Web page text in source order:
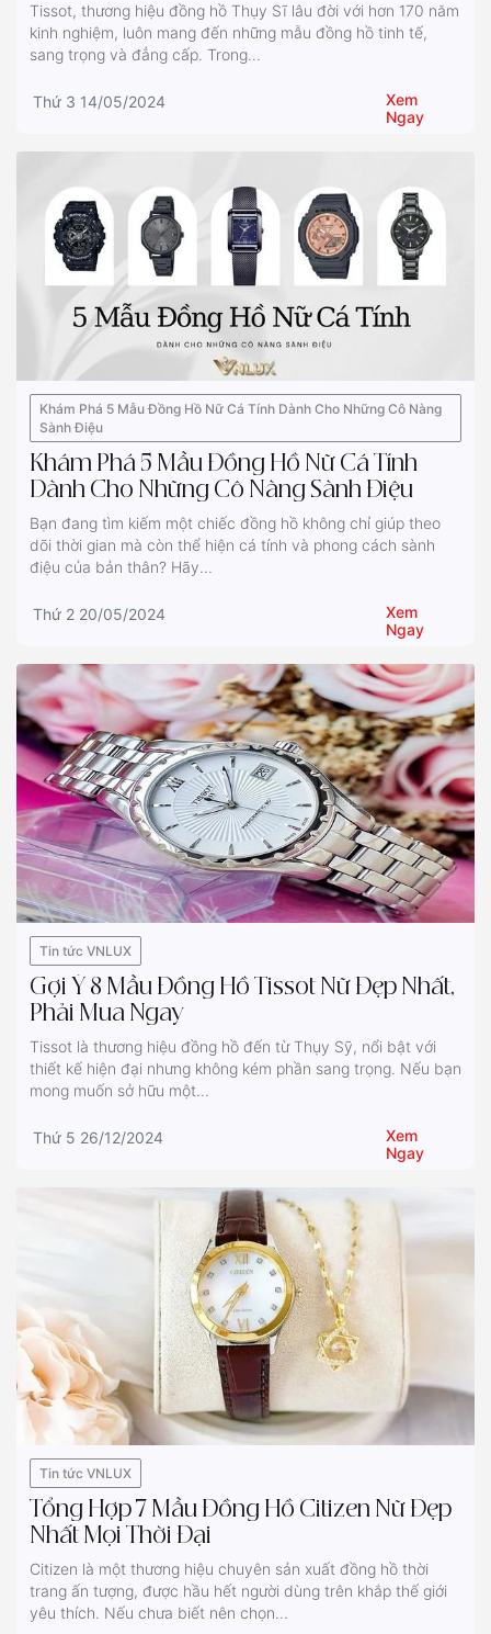
Tissot, thương hiệu đồng hồ Thụy Sĩ lâu đời với hơn 170 năm
kinh nghiệm, luôn mang đến những mẫu đồng hồ tinh tế,
sang trọng và đẳng cấp. Trong...
Thứ 3 14/05/2024
Xem
Ngay
Khám Phá 5 Mẫu Đồng Hồ Nữ Cá Tính Dành Cho Những Cô Nàng
Sành Điệu
Khám Phá 5 Mẫu Đồng Hồ Nữ Cá Tính
Dành Cho Những Cô Nàng Sành Điệu
Bạn đang tìm kiếm một chiếc đồng hồ không chỉ giúp theo
dõi thời gian mà còn thể hiện cá tính và phong cách sành
điệu của bản thân? Hãy...
Thứ 2 20/05/2024
Xem
Ngay
Tin tức VNLUX
Gợi Ý 8 Mẫu Đồng Hồ Tissot Nữ Đẹp Nhất,
Phải Mua Ngay
Tissot là thương hiệu đồng hồ đến từ Thụy Sỹ, nổi bật với
thiết kế hiện đại nhưng không kém phần sang trọng. Nếu bạn
mong muốn sở hữu một...
Thứ 5 26/12/2024
Xem
Ngay
Tin tức VNLUX
Tổng Hợp 7 Mẫu Đồng Hồ Citizen Nữ Đẹp
Nhất Mọi Thời Đại
Citizen là một thương hiệu chuyên sản xuất đồng hồ thời
trang ấn tượng, được hầu hết người dùng trên khắp thế giới
yêu thích. Nếu chưa biết nên chọn...